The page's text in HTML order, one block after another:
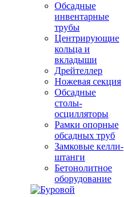
Обсадные
инвентарные
трубы
Центрирующие
кольца и
вкладыши
Дрейтеллер
Ножевая секция
Обсадные
столы-
осцилляторы
Рамки опорные
обсадных труб
Замковые келли-
штанги
Бетонолитное
оборудование